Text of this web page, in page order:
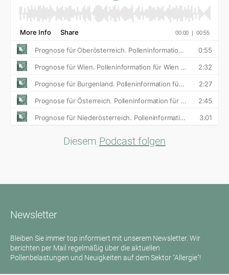
Diesem Podcast folgen
Newsletter
Bleiben Sie immer top informiert mit unserem Newsletter. Wir
berichten per Mail regelmäßig über die aktuellen
Pollenbelastungen und Neuigkeiten auf dem Sektor "Allergie"!